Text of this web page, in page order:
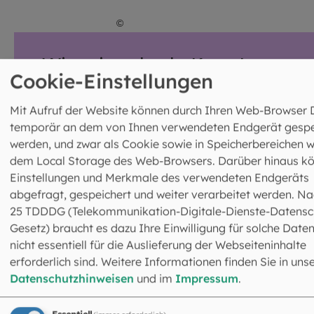
©
Wie wir sakrale Kunst
pflegen und erhalten
Immer wieder stellen sich dem Team der
Hauptabteilung Kunst besondere
Herausforderungen, wenn es darum geht,
Kunstobjekte zu erhalten: Sehen Sie hier einige
Beispiele wie ein Fastentuch aus dem 17.
Jahrhundert oder eine mittelalterliche
Christusfigur mit beweglichen Armen.
MEHR ERFAHREN
Cookie-Einstellungen
Mit Aufruf der Website können durch Ihren Web-Browser
temporär an dem von Ihnen verwendeten Endgerät
werden, und zwar als Cookie sowie in Speicherbereichen
dem Local Storage des Web-Browsers. Darüber hinaus
Einstellungen und Merkmale des verwendeten Endgeräts
abgefragt, gespeichert und weiter verarbeitet werden.
25 TDDDG (Telekommunikation-Digitale-Dienste-
Gesetz) braucht es dazu Ihre Einwilligung für solche
nicht essentiell für die Auslieferung der Webseiteninhalte
erforderlich sind. Weitere Informationen finden Sie in
Datenschutzhinweisen und im Impressum.